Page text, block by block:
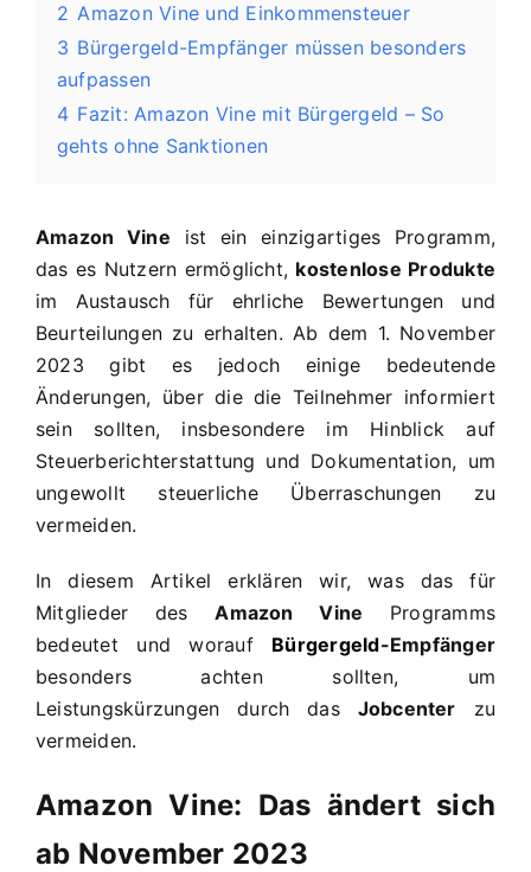
2 Amazon Vine und Einkommensteuer
3 Bürgergeld-Empfänger müssen besonders
aufpassen
4 Fazit: Amazon Vine mit Bürgergeld – So
gehts ohne Sanktionen
Amazon Vine ist ein einzigartiges Programm,
das es Nutzern ermöglicht, kostenlose Produkte
im Austausch für ehrliche Bewertungen und
Beurteilungen zu erhalten. Ab dem 1. November
2023 gibt es jedoch einige bedeutende
Änderungen, über die die Teilnehmer informiert
sein sollten, insbesondere im Hinblick auf
Steuerberichterstattung und Dokumentation, um
ungewollt steuerliche Überraschungen zu
vermeiden.
In diesem Artikel erklären wir, was das für
Mitglieder desAmazon Vine Programms
bedeutet und worauf Bürgergeld-Empfänger
besonders achten sollten, um
Leistungskürzungen durch das Jobcenter zu
vermeiden.
Amazon Vine: Das ändert sich
ab November 2023